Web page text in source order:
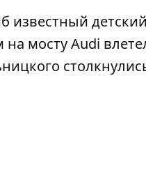
известный
мосту Audi